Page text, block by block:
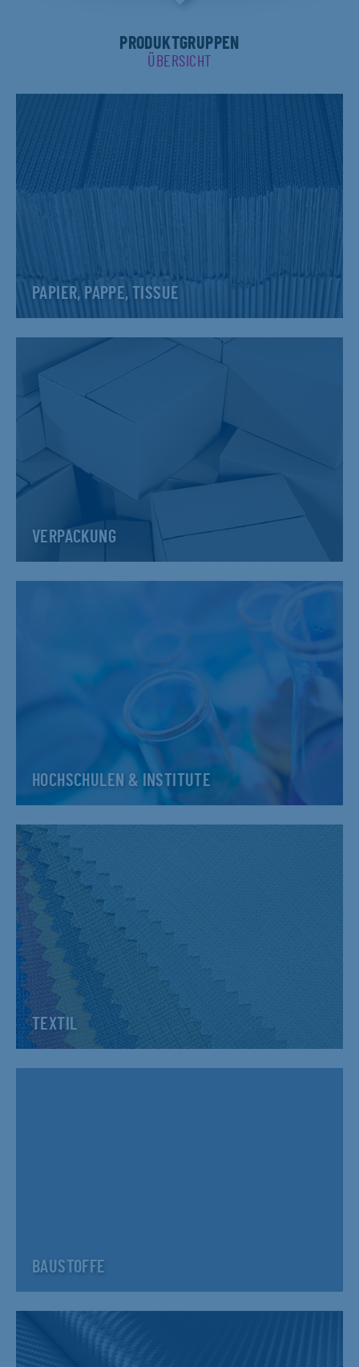
PRODUKTGRUPPEN
ÜBERSICHT
PAPIER, PAPPE, TISSUE
VERPACKUNG
HOCHSCHULEN & INSTITUTE
TEXTIL
BAUSTOFFE